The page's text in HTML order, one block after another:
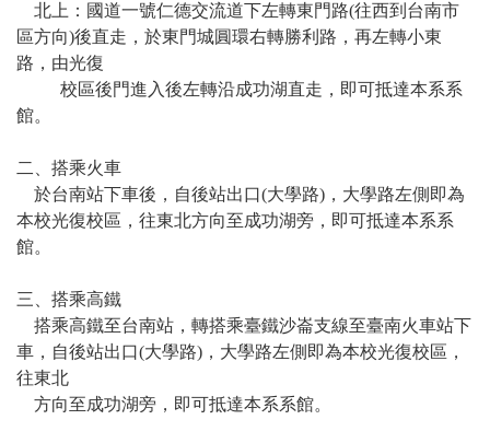
北上：國道一號仁德交流道下左轉東門路(往西到台南市
區方向)後直走，於東門城圓環右轉勝利路，再左轉小東
路，由光復
校區後門進入後左轉沿成功湖直走，即可抵達本系系
館。
二、搭乘火車
於台南站下車後，自後站出口(大學路) ，大學路左側即為
本校光復校區，往東北方向至成功湖旁，即可抵達本系系
館。
三、搭乘高鐵
搭乘高鐵至台南站，轉搭乘臺鐵沙崙支線至臺南火車站下
車，自後站出口(大學路) ，大學路左側即為本校光復校區，
往東北
方向至成功湖旁，即可抵達本系系館。